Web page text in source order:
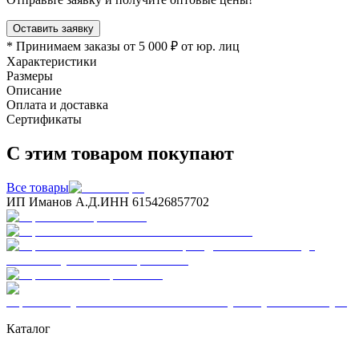
Оставить заявку
* Принимаем заказы от 5 000 ₽ от юр. лиц
Характеристики
Размеры
Описание
Оплата и доставка
Сертификаты
С этим товаром покупают
Все товары
ИП Иманов А.Д.ИНН 615426857702
Каталог